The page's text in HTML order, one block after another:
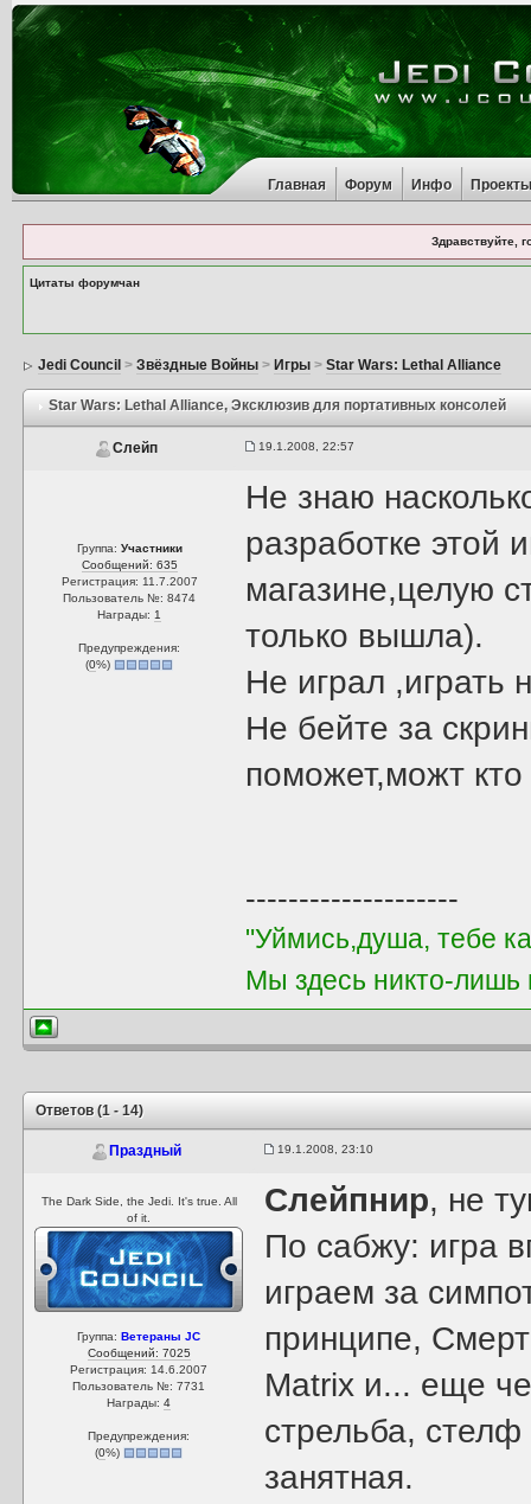
Главная Форум Инфо
Здравствуйте,
Цитаты форумчан
Jedi Council >Звёздные Войны > Игры >Star Wars: Lethal Alliance
Star Wars: Lethal Alliance, Эксклюзив для портативных консолей
Слейп 19.1.2008, 22:57
Группа: Участники
Сообщений: 635
Регистрация: 11.7.2007
Пользователь №: 8474
Награды: 1
Предупреждения:
(0%)
Не знаю
разработке этой
магазине,целую
только вышла).
Не играл ,играть
Не бейте за
поможет,можт
--------------------
"Уймись,душа, тебе
Мы здесь никто-лишь
Ответов (1 - 14)
Праздный 19.1.2008, 23:10
The Dark Side, the Jedi. It's true. All
of it.
Группа:Ветераны JC
Сообщений: 7025
Регистрация: 14.6.2007
Пользователь №: 7731
Награды:4
Предупреждения:
(0%)
Слейпнир, не
По сабжу: игра
играем за
принципе,
Matrix и... еще
стрельба,
занятная.